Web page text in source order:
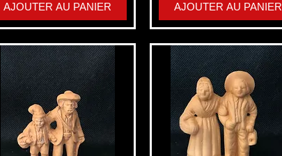
AJOUTER AU PANIER AJOUTER AU PANIER